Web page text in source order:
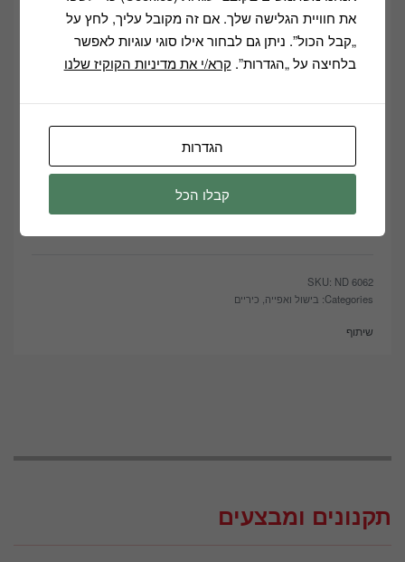
מבער גדול – 2400 וואט
מבער קטן – 1000 וואט
מידות להתקנה: רוחב: 56 ס"מ, עומק 48 ס"מ
Description
Error:
ND 6062
Categories: בישול ואפייה, כיריים
שיתוף
תקנונים ומבצעים
את חוויית הגלישה שלך. אם זה מקובל עליך, לחץ על
„קבל הכול”. ניתן גם לבחור אילו סוגי עוגיות לאפשר
בלחיצה על „הגדרות”. קרא/י את מדיניות הקוקיז שלנו
הגדרות
קבלו הכל